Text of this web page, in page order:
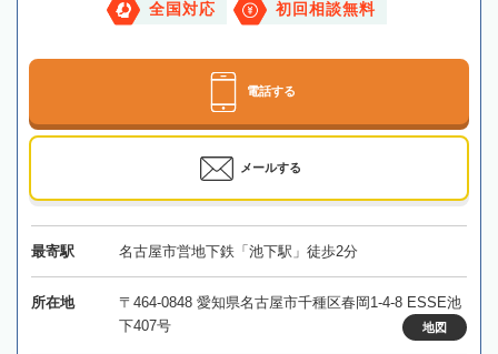
全国対応 初回相談無料
電話する
メールする
最寄駅 名古屋市営地下鉄「池下駅」徒歩2分
所在地
〒464-0848 愛知県名古屋市千種区春岡1-4-8 ESSE池
下407号
地図